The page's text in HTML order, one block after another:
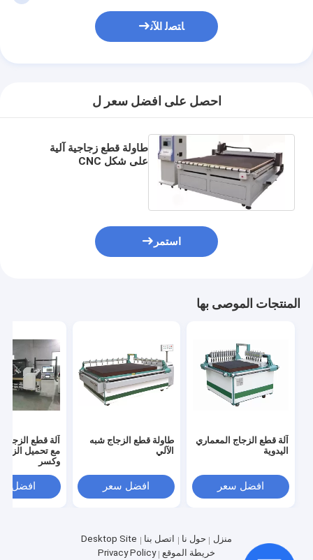
ﺎﺘﺼﻟ ﺍﻶﻧ
احصل على افضل سعر ل
طاولة قطع زجاجية آلية
على شكل CNC
استمر
المنتجات الموصى بها
آلة قطع الزجاج المعماري
اليدوية
افضل سعر
طاولة قطع الزجاج شبه
الآلي
افضل سعر
آلة قطع الزجاج
مع تحميل
وكسر
افضل
منزل حول نا اتصل بنا
Desktop Site
خريطة الموقع
Privacy Policy